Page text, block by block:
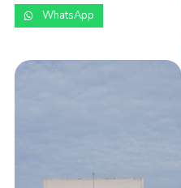
WhatsApp